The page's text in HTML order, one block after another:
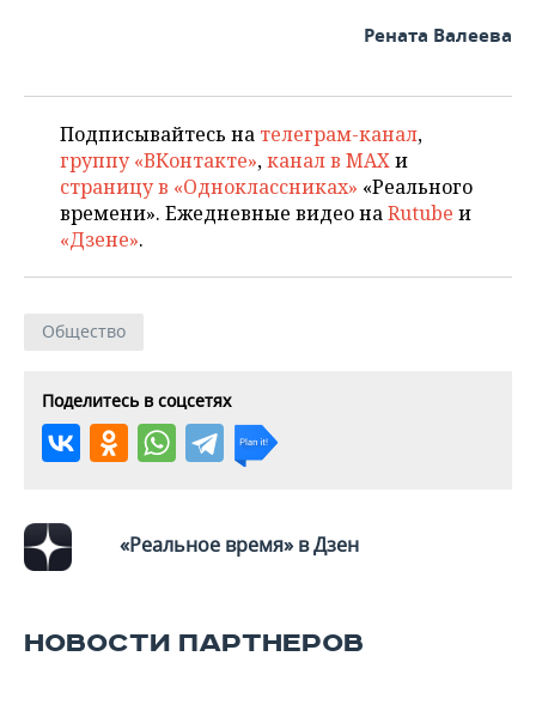
Рената Валеева
Подписывайтесь на телеграм-канал,
группу «ВКонтакте»,канал в MAXи
страницу в «Одноклассниках» «Реального
времени». Ежедневные видео наRutube и
«Дзене».
Общество
Поделитесь в соцсетях
«Реальное время» в Дзен
НОВОСТИ ПАРТНЕРОВ